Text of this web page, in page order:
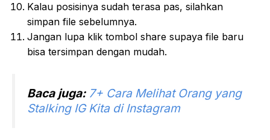
Kalau posisinya sudah terasa pas, silahkan
simpan file sebelumnya.
Jangan lupa klik tombol share supaya file baru
bisa tersimpan dengan mudah.
Baca juga: 7+ Cara Melihat Orang yang
Stalking IG Kita di Instagram